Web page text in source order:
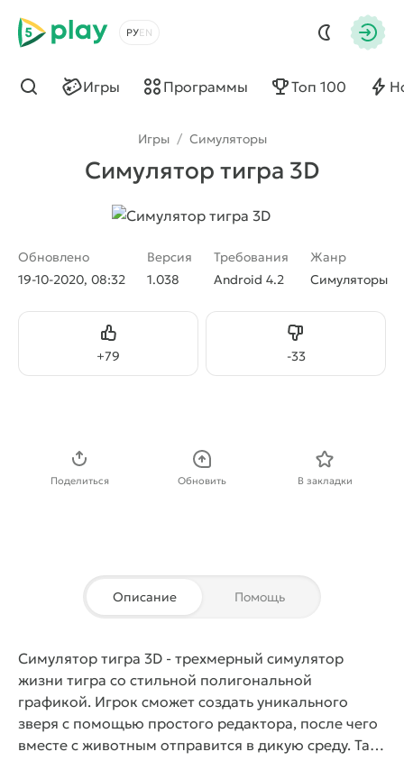
5play
Выбрать язык
Игры Программы Топ 100
Найти
Игры / Симуляторы
Симулятор тигра 3D
Обновлено
19-10-2020, 08:32
Версия
1.038
Требования
Android 4.2
Жанр
Симуляторы
+79
Нравится -33
Не нравится
Поделиться Обновить В закладки
Описание Помощь
Симулятор тигра 3D - трехмерный симулятор
жизни тигра со стильной полигональной
графикой. Игрок сможет создать уникального
зверя с помощью простого редактора, после чего
вместе с животным отправится в дикую среду. Там